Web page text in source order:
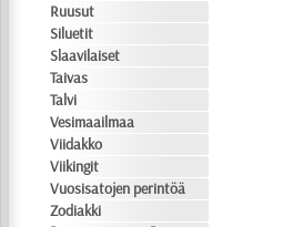
Ruusut
Siluetit
Slaavilaiset
Taivas
Talvi
Vesimaailmaa
Viidakko
Viikingit
Vuosisatojen perintöä
Zodiakki